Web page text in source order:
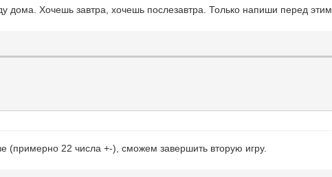
дома. Хочешь завтра, хочешь послезавтра. Только напиши перед этим.
(примерно 22 числа +-), сможем завершить вторую игру.